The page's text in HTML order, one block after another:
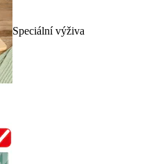
Speciální výživa